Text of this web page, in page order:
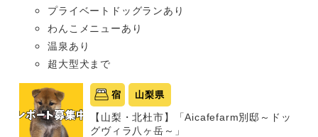
プライベートドッグランあり
わんこメニューあり
温泉あり
超大型犬まで
宿 山梨県
【山梨・北杜市】「Aicafefarm別邸～ドッ
グヴィラ八ヶ岳～」